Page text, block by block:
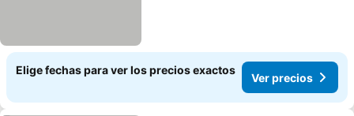
Elige fechas para ver los precios exactos
Ver precios